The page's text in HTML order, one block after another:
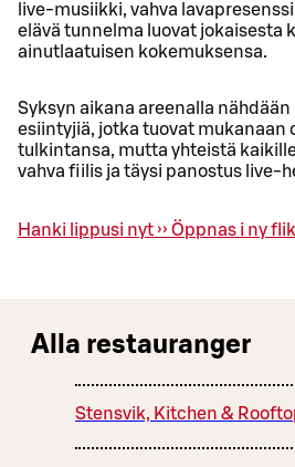
live-musiikki, vahva
elävä tunnelma luovat jokaisesta
ainutlaatuisen kokemuksensa.
Syksyn aikana areenalla
esiintyjiä, jotka tuovat mukanaan
tulkintansa, mutta yhteistä
vahva fiilis ja täysi panostus live-
Hanki lippusi nyt ›› Öppnas i ny flik
Alla restauranger
Stensvik, Kitchen &